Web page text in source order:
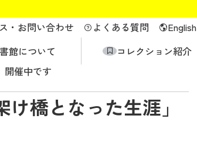
・ お問い合わせ よくある質問 English
館について コレクション紹介
開催中です
橋となった生涯」